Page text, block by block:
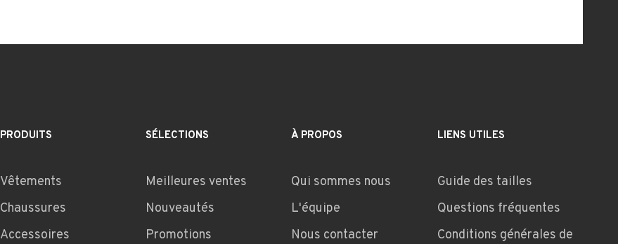
PRODUITS
Vêtements
Chaussures
Accessoires
SÉLECTIONS
Meilleures ventes
Nouveautés
Promotions
À PROPOS
Qui sommes nous
L'équipe
Nous contacter
LIENS UTILES
Guide des tailles
Questions fréquentes
Conditions générales de